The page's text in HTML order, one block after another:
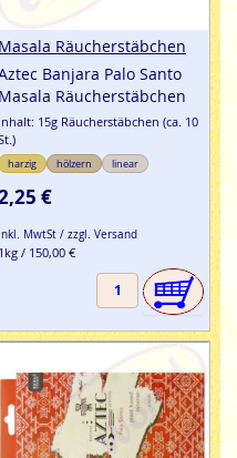
Masala Räucherstäbchen
Banjara Palo Santo
Masala Räucherstäbchen
Inhalt: 15g Räucherstäbchen (ca. 10
harzig hölzern linear
€
MwtSt / zzgl. Versand
1kg / 150,00 €